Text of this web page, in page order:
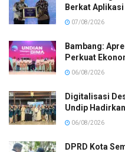
Berkat
07/08/2026
Bambang:
Perkuat
06/08/2026
Digitalisasi
Undip
06/08/2026
DPRD Kota